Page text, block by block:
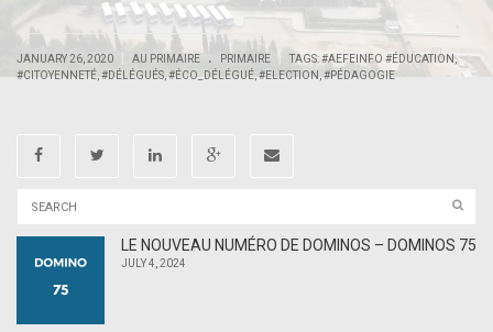
JANUARY 26, 2020 AU PRIMAIRE . PRIMAIRE TAGS:#AEFEINFO #ÉDUCATION,
#CITOYENNETÉ #DÉLÉGUÉS #ÉCO_DÉLÉGUÉ,#ELECTION #PÉDAGOGIE
LE NOUVEAU NUMÉRO DE DOMINOS – DOMINOS 75
JULY 4, 2024